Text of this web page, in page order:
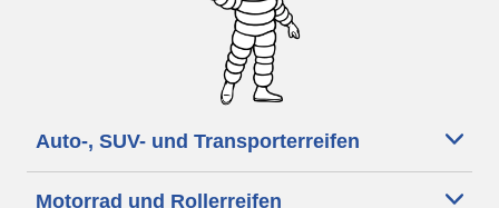
Auto-, SUV- und Transporterreifen
Motorrad und Rollerreifen